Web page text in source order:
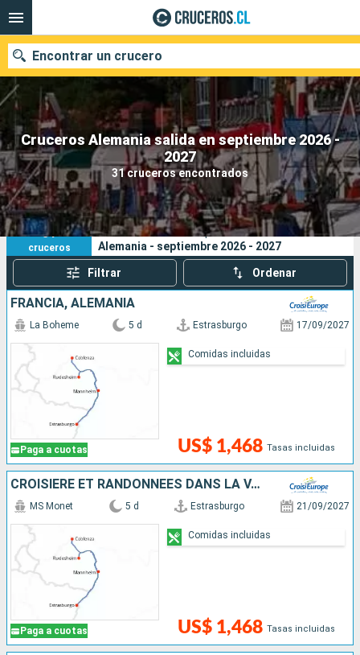
Cruceros Alemania salida en septiembre 2026 -
2027
31 cruceros encontrados
Encontrar un crucero
Nuestros destinos
Fecha de salida
Puertos Compañías
Buscar
31
cruceros
Sus criterios de búsqueda:
Alemania - septiembre 2026 - 2027
Filtrar Ordenar
FRANCIA, ALEMANIA
Paga a cuotas
La Boheme 5 d Estrasburgo 17/09/2027
US$ 1,468 Tasas incluidas
Comidas incluidas
CROISIÈRE ET RANDONNÉES DANS LA VALLÉE DU RHIN - HISTOIRE, TRADITIONS ET AMBIANCE RHÉNANE
Paga a cuotas
MS Monet 5 d Estrasburgo 21/09/2027
US$ 1,468 Tasas incluidas
Comidas incluidas